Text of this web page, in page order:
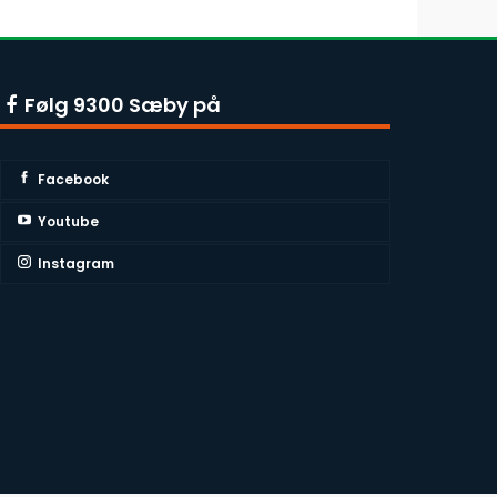
Følg 9300 Sæby på
Facebook
Youtube
Instagram